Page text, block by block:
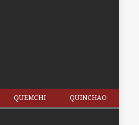
QUEMCHI QUINCHAO